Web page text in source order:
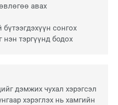
авах
бүтээгдэхүүн сонгох
тэргүүнд бодох
дэмжих чухал хэрэгсэл
хэрэглэх нь хамгийн